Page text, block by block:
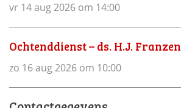
vr 14 aug 2026 om 14:00
Ochtenddienst – ds. H.J. Franzen
zo 16 aug 2026 om 10:00